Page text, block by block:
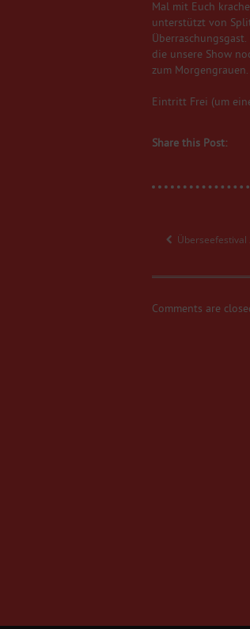
Mal mit Euch
unterstützt von
die unsere Show
zum Morgengrauen.
Eintritt Frei (um
Share this Post:
Überseefestival
Comments are